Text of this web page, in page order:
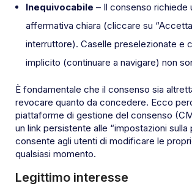
Inequivocabile – Il consenso richiede
affermativa chiara (cliccare su
interruttore). Caselle preselezionate e
implicito (continuare a navigare) non
È fondamentale che il consenso sia
revocare quanto da concedere. Ecco
piattaforme di gestione del consenso
un link persistente alle “impostazioni sulla
consente agli utenti di modificare le
qualsiasi momento.
Legittimo interesse